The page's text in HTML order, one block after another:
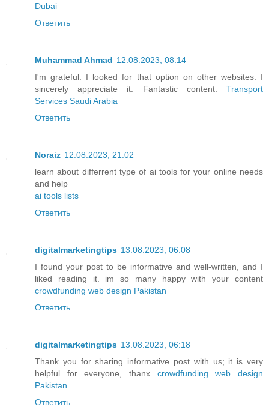
Dubai
Ответить
Muhammad Ahmad 12.08.2023, 08:14
I'm grateful. I looked for that option on other websites. I
sincerely appreciate it. Fantastic content. Transport
Services Saudi Arabia
Ответить
Noraiz 12.08.2023, 21:02
learn about differrent type of ai tools for your online needs
and help
ai tools lists
Ответить
digitalmarketingtips 13.08.2023, 06:08
I found your post to be informative and well-written, and I
liked reading it. im so many happy with your content
crowdfunding web design Pakistan
Ответить
digitalmarketingtips 13.08.2023, 06:18
Thank you for sharing informative post with us; it is very
helpful for everyone, thanx crowdfunding web design
Pakistan
Ответить